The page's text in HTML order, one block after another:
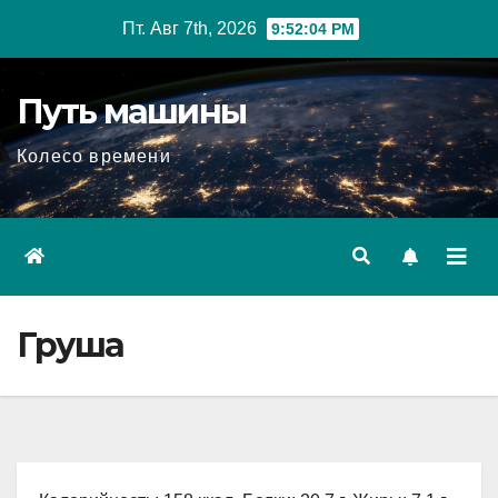
Пт. Авг 7th, 2026 9:52:05 PM
Путь машины
Колесо времени
Груша